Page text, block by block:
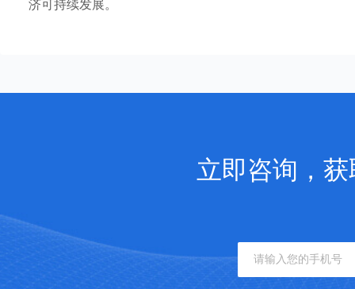
济可持续发展。
立即咨询，